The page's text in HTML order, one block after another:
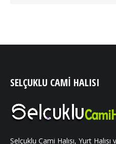
SELÇUKLU CAMI HALISI
Selçuklu Cami Halısı, Yurt